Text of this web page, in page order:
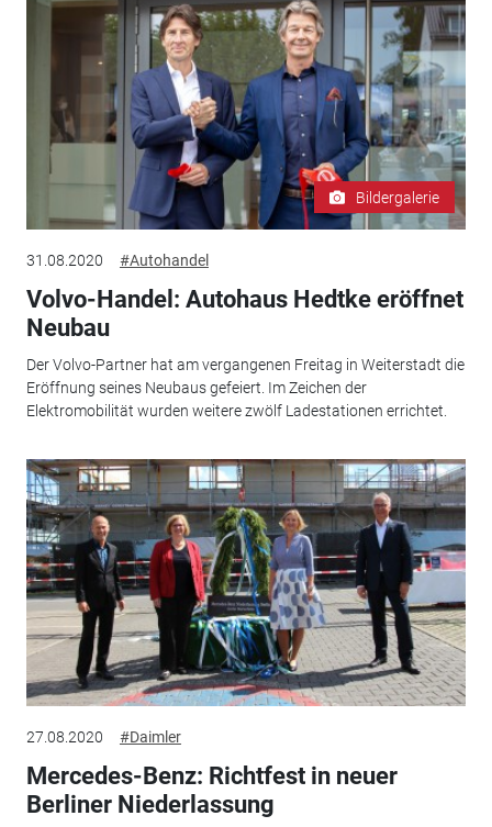
Bildergalerie
31.08.2020 #Autohandel
Volvo-Handel: Autohaus Hedtke eröffnet
Neubau
Der Volvo-Partner hat am vergangenen Freitag in Weiterstadt die
Eröffnung seines Neubaus gefeiert. Im Zeichen der
Elektromobilität wurden weitere zwölf Ladestationen errichtet.
27.08.2020 #Daimler
Mercedes-Benz: Richtfest in neuer
Berliner Niederlassung